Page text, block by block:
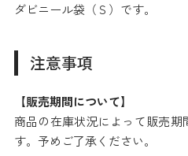
ダビニール袋（Ｓ）です。
注意事項
【販売期間について】
商品の在庫状況によって販売期
す。予めご了承ください。